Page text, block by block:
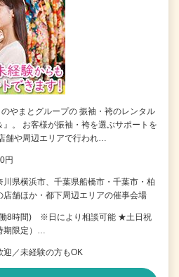
のやまとグループの 振袖・袴のレンタル
』。 お客様が振袖・袴を選ぶサポートを
舗や周辺エリアで行われ…
円
川県横浜市、千葉県船橋市・千葉市・柏
店舗ほか・都下周辺エリアの催事会場
8時間) ※日により相談可能 ★土日祝
期限定）…
迎／未経験の方もOK